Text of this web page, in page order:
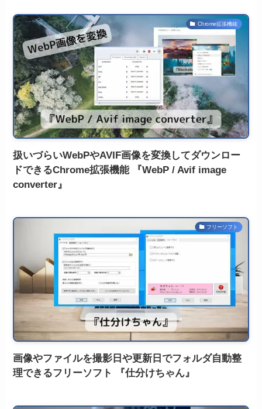
Chrome拡張機能
扱いづらいWebPやAVIF画像を変換してダウンロー
ドできるChrome拡張機能 『WebP / Avif image
converter』
フリーソフト
画像やファイルを撮影日や更新日でフォルダ自動整
理できるフリーソフト 『仕分けちゃん』